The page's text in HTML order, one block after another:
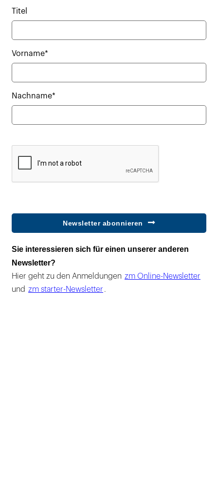
Titel
Vorname*
Nachname*
Newsletter abonnieren
Sie interessieren sich für einen unserer anderen
Newsletter?
Hier geht zu den Anmeldungen zm Online-Newsletter
und zm starter-Newsletter .